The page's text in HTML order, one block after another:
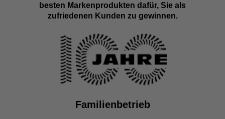
besten Markenprodukten dafür, Sie als
zufriedenen Kunden zu gewinnen.
Familienbetrieb